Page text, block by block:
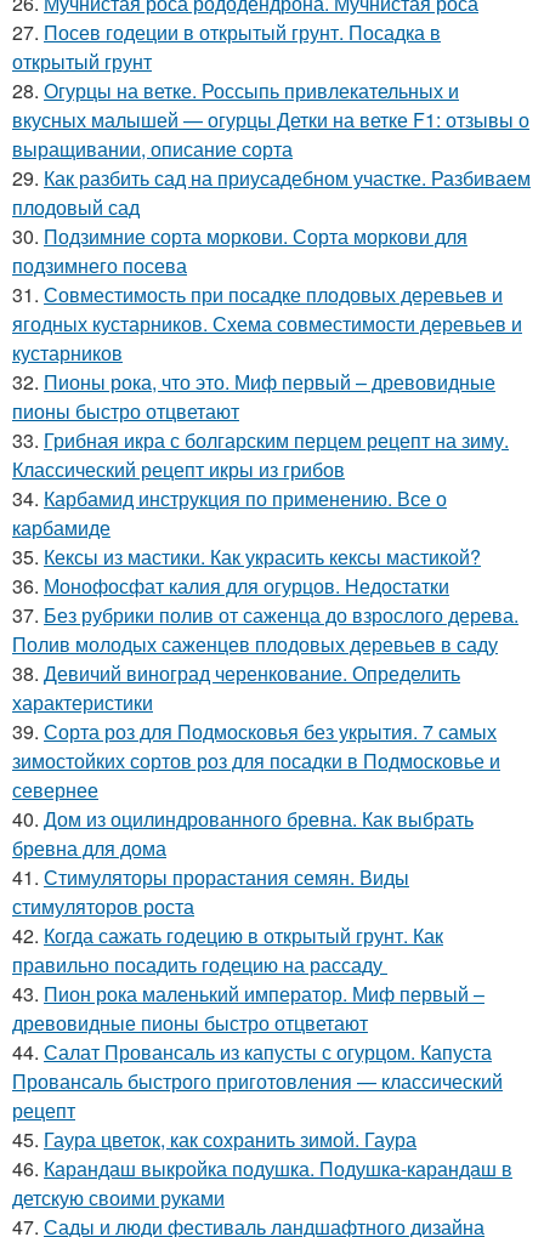
27. Посев годеции в открытый грунт. Посадка в
открытый грунт
28. Огурцы на ветке. Россыпь привлекательных и
вкусных малышей — огурцы Детки на ветке F1: отзывы о
выращивании, описание сорта
29. Как разбить сад на приусадебном участке. Разбиваем
плодовый сад
30. Подзимние сорта моркови. Сорта моркови для
подзимнего посева
31. Совместимость при посадке плодовых деревьев и
ягодных кустарников. Схема совместимости деревьев и
кустарников
32. Пионы рока, что это. Миф первый – древовидные
пионы быстро отцветают
33. Грибная икра с болгарским перцем рецепт на зиму.
Классический рецепт икры из грибов
34. Карбамид инструкция по применению. Все о
карбамиде
35. Кексы из мастики. Как украсить кексы мастикой?
36. Монофосфат калия для огурцов. Недостатки
37. Без рубрики полив от саженца до взрослого дерева.
Полив молодых саженцев плодовых деревьев в саду
38. Девичий виноград черенкование. Определить
характеристики
39. Сорта роз для Подмосковья без укрытия. 7 самых
зимостойких сортов роз для посадки в Подмосковье и
севернее
40. Дом из оцилиндрованного бревна. Как выбрать
бревна для дома
41. Стимуляторы прорастания семян. Виды
стимуляторов роста
42. Когда сажать годецию в открытый грунт. Как
правильно посадить годецию на рассаду
43. Пион рока маленький император. Миф первый –
древовидные пионы быстро отцветают
44. Салат Провансаль из капусты с огурцом. Капуста
Провансаль быстрого приготовления — классический
рецепт
45. Гаура цветок, как сохранить зимой. Гаура
46. Карандаш выкройка подушка. Подушка-карандаш в
детскую своими руками
47. Сады и люди фестиваль ландшафтного дизайна